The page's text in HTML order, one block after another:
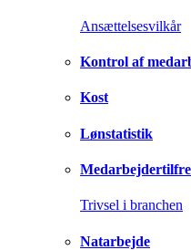
Ansættelsesvilkår
Kontrol af
Kost
Lønstatistik
Trivsel i branchen
Natarbejde